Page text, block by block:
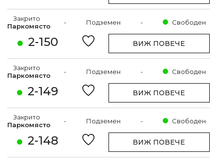
2-150
Закрито
Паркомясто
- Подземен - Свободен
ВИЖ ПОВЕЧЕ
2-149
Закрито
Паркомясто
- Подземен - Свободен
ВИЖ ПОВЕЧЕ
2-148
Закрито
Паркомясто
- Подземен - Свободен
ВИЖ ПОВЕЧЕ